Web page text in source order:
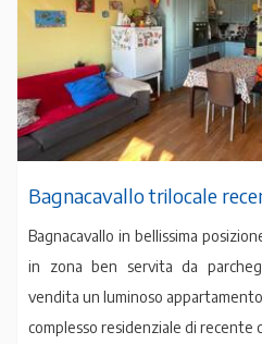
Bagnacavallo trilocale
Bagnacavallo in bellissima
in zona ben servita da
vendita un luminoso
complesso residenziale di recente